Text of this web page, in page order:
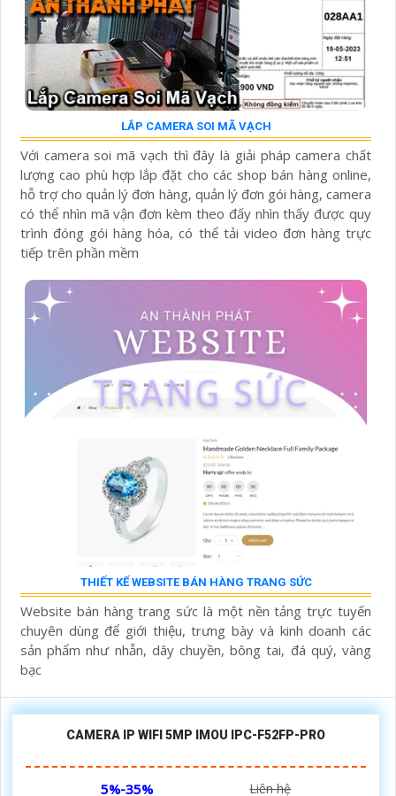
LẮP CAMERA SOI MÃ VẠCH
Với camera soi mã vạch thì đây là giải pháp camera chất
lượng cao phù hợp lắp đặt cho các shop bán hàng online,
hỗ trợ cho quản lý đơn hàng, quản lý đơn gói hàng, camera
có thể nhìn mã vận đơn kèm theo đấy nhìn thấy được quy
trình đóng gói hàng hóa, có thể tải video đơn hàng trực
tiếp trên phần mềm
THIẾT KẾ WEBSITE BÁN HÀNG TRANG SỨC
Website bán hàng trang sức là một nền tảng trực tuyến
chuyên dùng để giới thiệu, trưng bày và kinh doanh các
sản phẩm như nhẫn, dây chuyền, bông tai, đá quý, vàng
bạc
CAMERA IP WIFI 5MP IMOU IPC-F52FP-PRO
5%-35% Liên hệ